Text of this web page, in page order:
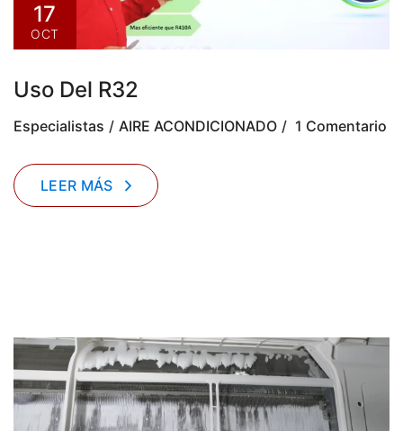
17
OCT
Uso Del R32
Especialistas AIRE ACONDICIONADO 1 Comentario
LEER MÁS